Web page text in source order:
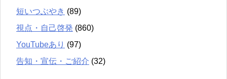
短いつぶやき (89)
視点・自己啓発 (860)
YouTubeあり (97)
告知・宣伝・ご紹介 (32)